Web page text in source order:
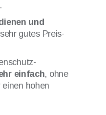
und
gutes Preis-
einfach, ohne
hohen